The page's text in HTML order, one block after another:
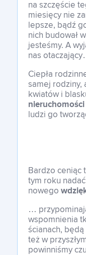
Polski
na szczęście
miesięcy nie
lepsze, bądź
nich budował
jesteśmy. A
nas
Ciepła
samej rodziny,
kwiatów i
ludzi go
Bardzo ceniąc
tym roku nadać
nowego
…
wspomnienia
ścianach,
też w
powinniśmy